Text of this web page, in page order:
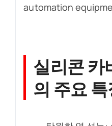
automation
실리콘 카
의 주요 특